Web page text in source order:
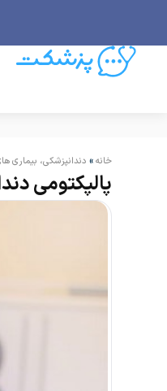
خانه» دندانپزشکی، بیماری
پالپکتومی